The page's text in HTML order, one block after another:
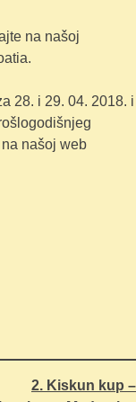
na našoj
28. i 29. 04. 2018. i
našoj web
2. Kiskun kup –